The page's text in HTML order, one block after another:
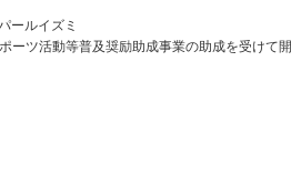
ールイズミ
ツ活動等普及奨励助成事業の助成を受けて開